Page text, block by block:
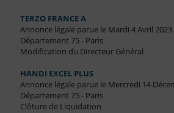
TERZO FRANCE A
Annonce légale parue le Mardi 4 Avril 2023
Département 75 - Paris
Modification du Directeur Général
HANDI EXCEL PLUS
Annonce légale parue le Mercredi 14
Département 75 - Paris
Clôture de Liquidation